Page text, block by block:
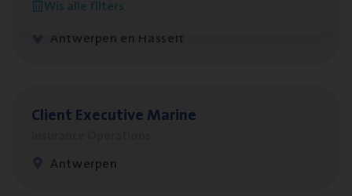
Wis alle filters
Insurance Operations
Antwerpen en Hasselt
Client Exe­cu­ti­ve Marine
Antwerpen